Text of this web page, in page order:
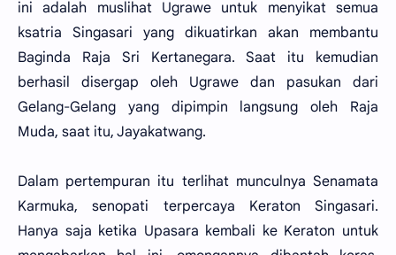
ini adalah muslihat Ugrawe untuk menyikat semua
ksatria Singasari yang dikuatirkan akan membantu
Baginda Raja Sri Kertanegara. Saat itu kemudian
berhasil disergap oleh Ugrawe dan pasukan dari
Gelang-Gelang yang dipimpin langsung oleh Raja
Muda, saat itu, Jayakatwang.
Dalam pertempuran itu terlihat munculnya Senamata
Karmuka, senopati terpercaya Keraton Singasari.
Hanya saja ketika Upasara kembali ke Keraton untuk